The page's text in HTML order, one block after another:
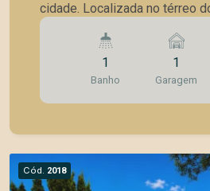
cidade. Localizada no térreo
Metropolitan Office, na Av. Dr.
esta loja oferece grande
acesso e forte fluxo de
central de São José dos Campos. Com
área, o espaço é amplo e
localização privilegiada
imóvel, cercado por
1
Banho
1
Garagem
Cód. 2018